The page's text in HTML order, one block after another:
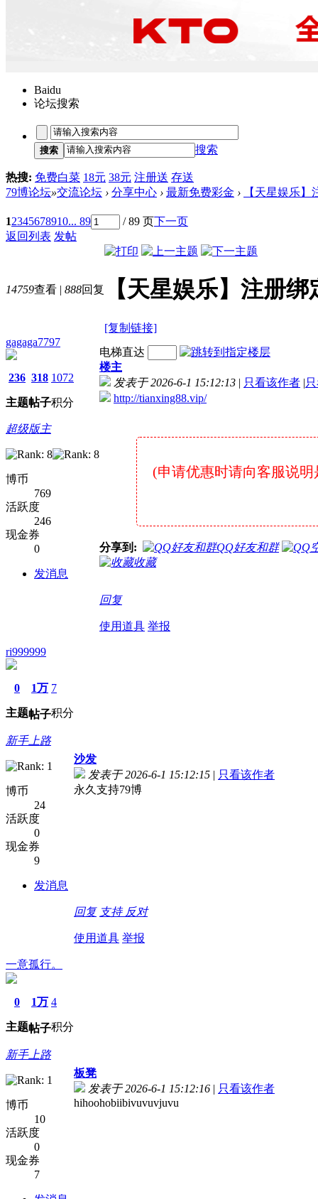
Baidu
论坛搜索
搜索 搜索
热搜: 免费白菜 18元 38元 注册送 存送
79博论坛»交流论坛 › 分享中心 › 最新免费彩金 › 【天星娱乐
12345678910... 89 / 89 页下一页
返回列表 发帖
14759查看 | 888回复 【天星娱乐】注册
[复制链接]
gagaga7797
236
主题
318
帖子
1072
积分
超级版主
博币
769
活跃度
246
现金券
0
发消息
电梯直达
楼主
发表于 2026-6-1 15:12:13 | 只看该作者 |
http://tianxing88.vip/
(申请优惠时请向客服说明
分享到:
QQ好友和群
收藏
回复
使用道具 举报
ri999999
0
主题
1万
帖子
7
积分
新手上路
博币
24
活跃度
0
现金券
9
发消息
沙发
发表于 2026-6-1 15:12:15 | 只看该作者
永久支持79博
回复 支持 反对
使用道具 举报
一意孤行。
0
主题
1万
帖子
4
积分
新手上路
博币
10
活跃度
0
现金券
7
板凳
发表于 2026-6-1 15:12:16 | 只看该作者
hihoohobiibivuvuvjuvu